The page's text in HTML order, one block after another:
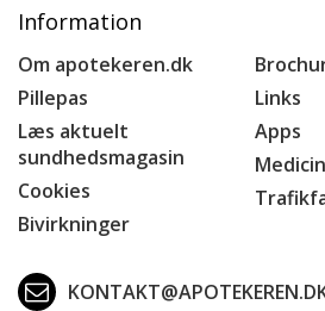
Information
Om apotekeren.dk
Pillepas
Læs aktuelt
sundhedsmagasin
Cookies
Bivirkninger
Links
Apps